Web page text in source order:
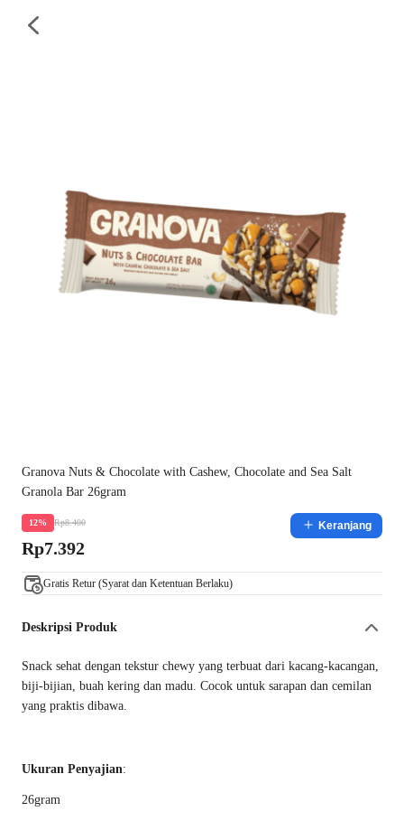
Granova Nuts & Chocolate with Cashew, Chocolate and Sea Salt
Granola Bar 26gram
12% Rp8.400
Rp7.392
Keranjang
Gratis Retur (Syarat dan Ketentuan Berlaku)
Deskripsi Produk
Snack sehat dengan tekstur chewy yang terbuat dari kacang-kacangan,
biji-bijian, buah kering dan madu. Cocok untuk sarapan dan cemilan
yang praktis dibawa.
Ukuran Penyajian:
26gram